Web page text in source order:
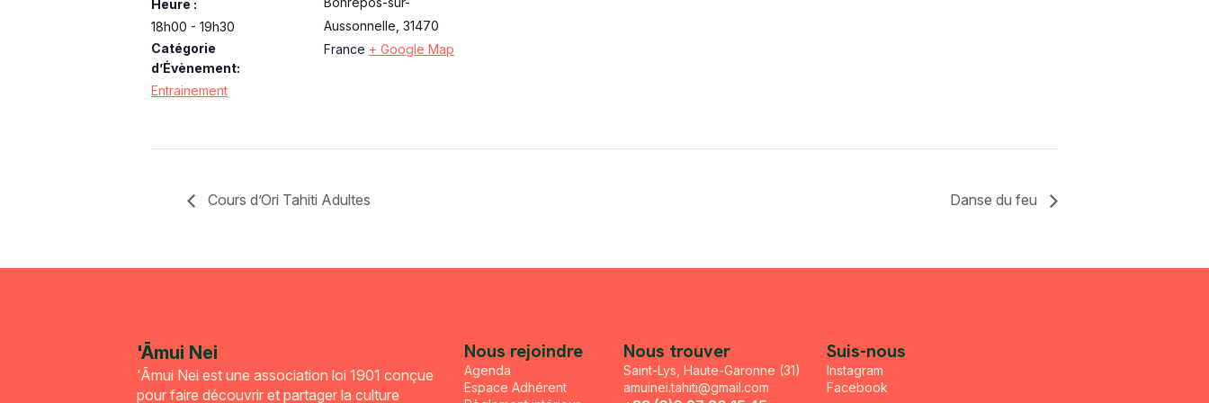
Heure :
18h00 - 19h30
Catégorie
d’Évènement:
Entrainement
Aussonnelle 31470
France + Google Map
Cours d’Ori Tahiti Adultes Danse du feu
'Āmui Nei
'Āmui Nei est une association loi 1901 conçue
pour faire découvrir et partager la culture
Nous rejoindre
Agenda
Espace Adhérent
Nous trouver
Saint-Lys, Haute-Garonne (31)
amuinei.tahiti@gmail.com
Suis-nous
Instagram
Facebook